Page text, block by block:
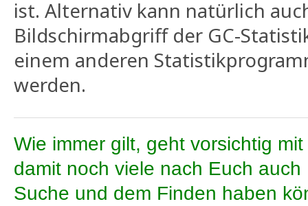
ist. Alternativ kann natürlich
Bildschirmabgriff der GC-
einem anderen
werden.
Wie immer gilt, geht vorsichtig
damit noch viele nach Euch
Suche und dem Finden haben